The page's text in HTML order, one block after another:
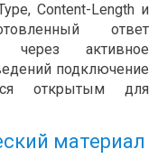
Content-Length и
ответ
через активное
подключение
открытым для
материал